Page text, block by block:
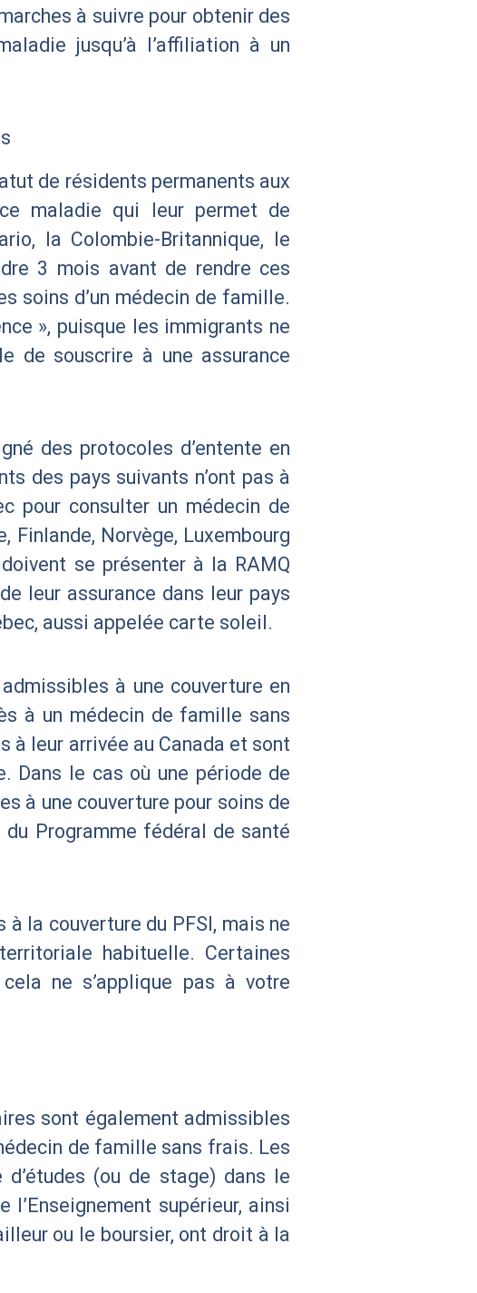
à suivre pour obtenir des
jusqu’à l’affiliation à un
de résidents permanents aux
maladie qui leur permet de
la Colombie-Britannique, le
3 mois avant de rendre ces
soins d’un médecin de famille.
», puisque les immigrants ne
de souscrire à une assurance
des protocoles d’entente en
des pays suivants n’ont pas à
pour consulter un médecin de
Finlande, Norvège, Luxembourg
se présenter à la RAMQ
leur assurance dans leur pays
aussi appelée carte soleil.
à une couverture en
à un médecin de famille sans
leur arrivée au Canada et sont
Dans le cas où une période de
à une couverture pour soins de
Programme fédéral de santé
la couverture du PFSI, mais ne
habituelle. Certaines
ne s’applique pas à votre
sont également admissibles
de famille sans frais. Les
(ou de stage) dans le
supérieur, ainsi
ou le boursier, ont droit à la